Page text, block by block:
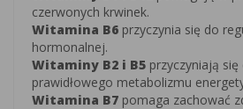
czerwonych krwinek.
Witamina B6 przyczynia się do
hormonalnej.
Witaminy B2 i B5 przyczyniają
prawidłowego metabolizmu
Witamina B7 pomaga zachować